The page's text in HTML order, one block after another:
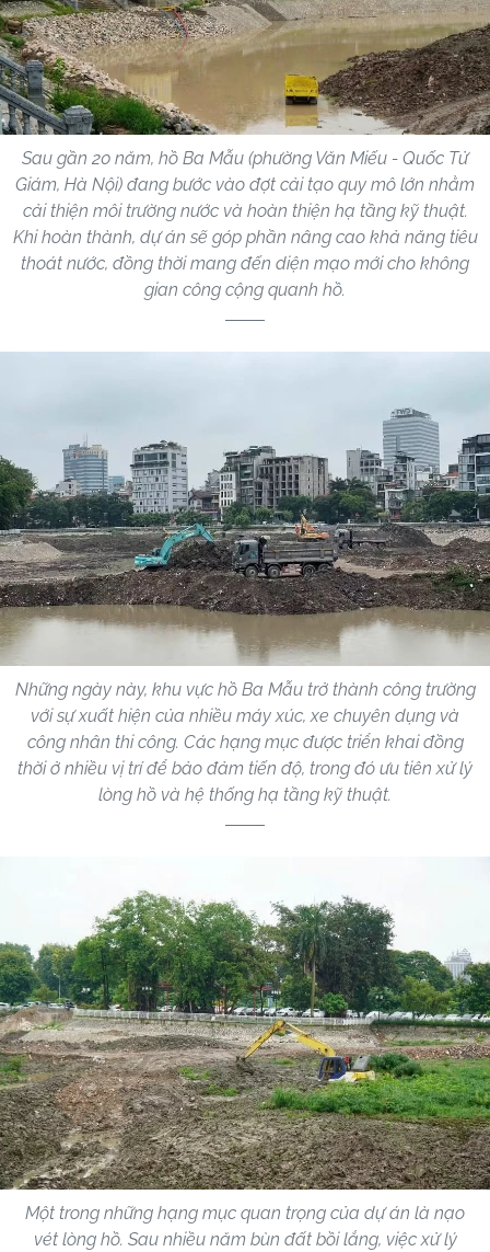
Sau gần 20 năm, hồ Ba Mẫu (phường Văn Miếu - Quốc Tử
Giám, Hà Nội) đang bước vào đợt cải tạo quy mô lớn nhằm
cải thiện môi trường nước và hoàn thiện hạ tầng kỹ thuật.
Khi hoàn thành, dự án sẽ góp phần nâng cao khả năng tiêu
thoát nước, đồng thời mang đến diện mạo mới cho không
gian công cộng quanh hồ.
Những ngày này, khu vực hồ Ba Mẫu trở thành công trường
với sự xuất hiện của nhiều máy xúc, xe chuyên dụng và
công nhân thi công. Các hạng mục được triển khai đồng
thời ở nhiều vị trí để bảo đảm tiến độ, trong đó ưu tiên xử lý
lòng hồ và hệ thống hạ tầng kỹ thuật.
Một trong những hạng mục quan trọng của dự án là nạo
vét lòng hồ. Sau nhiều năm bùn đất bồi lắng, việc xử lý